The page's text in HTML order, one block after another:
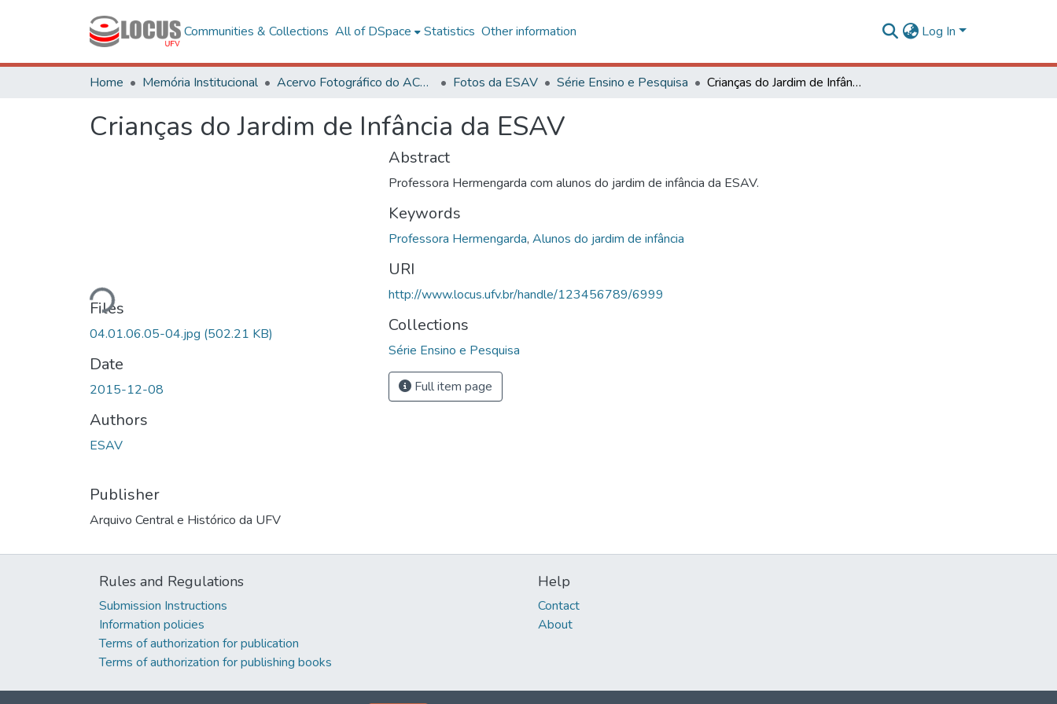
Communities & Collections All of DSpace Statistics Other information Log In
Home Memória Institucional Acervo Fotográfico do ACH-UFV Fotos da ESAV Série Ensino e Pesquisa Crianças do Jardim de Infância da ESAV
Crianças do Jardim de Infância da ESAV
Loading...
Files
04.01.06.05-04.jpg (502.21 KB)
Date
2015-12-08
Authors
ESAV
Publisher
Arquivo Central e Histórico da UFV
Abstract
Professora Hermengarda com alunos do jardim de infância da ESAV.
Keywords
Professora Hermengarda, Alunos do jardim de infância
URI
http://www.locus.ufv.br/handle/123456789/6999
Collections
Série Ensino e Pesquisa
Full item page
Rules and Regulations
Submission Instructions
Information policies
Terms of authorization for publication
Terms of authorization for publishing books
Help
Contact
About